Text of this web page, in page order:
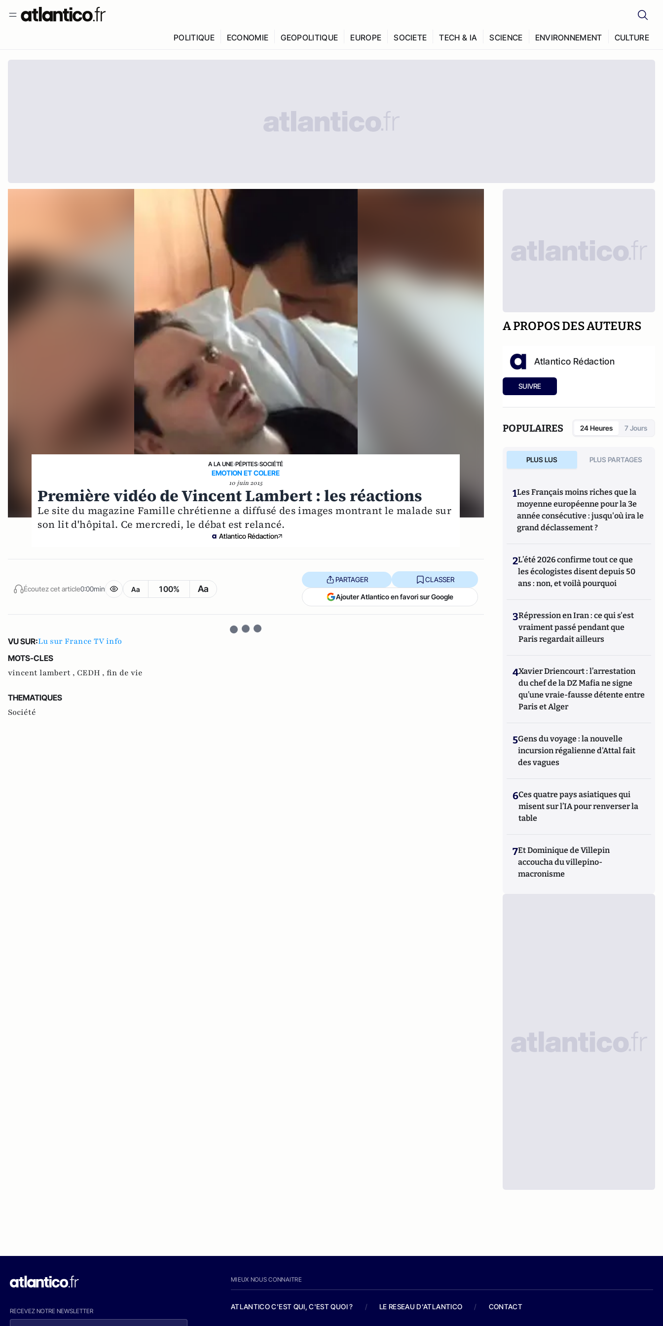
POLITIQUE ECONOMIE GEOPOLITIQUE EUROPE SOCIETE TECH & IA SCIENCE ENVIRONNEMENT CULTURE
A LA UNE›PÉPITES›SOCIÉTÉ
EMOTION ET COLERE
10 juin 2015
Première vidéo de Vincent Lambert : les réactions
Le site du magazine Famille chrétienne a diffusé des images montrant le malade sur
son lit d'hôpital. Ce mercredi, le débat est relancé.
Atlantico Rédaction
Écoutez cet article0:00min Aa 100% Aa
PARTAGER CLASSER
Ajouter Atlantico en favori sur Google
VU SUR:Lu sur France TV info
MOTS-CLES
vincent lambert , CEDH , fin de vie
THEMATIQUES
Société
A PROPOS DES AUTEURS
Atlantico Rédaction
SUIVRE
POPULAIRES 24 Heures 7 Jours
PLUS LUS PLUS PARTAGES
1Les Français moins riches que la
moyenne européenne pour la 3e
année consécutive : jusqu'où ira le
grand déclassement ?
2L’été 2026 confirme tout ce que
les écologistes disent depuis 50
ans : non, et voilà pourquoi
3Répression en Iran : ce qui s'est
vraiment passé pendant que
Paris regardait ailleurs
4Xavier Driencourt : l’arrestation
du chef de la DZ Mafia ne signe
qu’une vraie-fausse détente entre
Paris et Alger
5Gens du voyage : la nouvelle
incursion régalienne d'Attal fait
des vagues
6Ces quatre pays asiatiques qui
misent sur l’IA pour renverser la
table
7Et Dominique de Villepin
accoucha du villepino-
macronisme
RECEVEZ NOTRE NEWSLETTER
MIEUX NOUS CONNAITRE
ATLANTICO C'EST QUI, C'EST QUOI ? / LE RESEAU D'ATLANTICO / CONTACT